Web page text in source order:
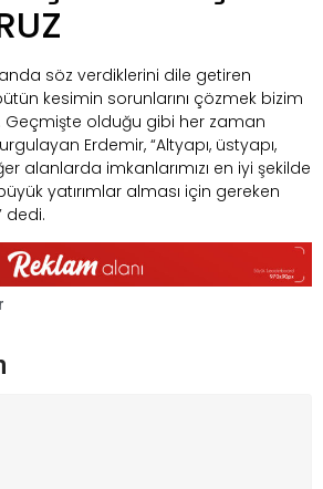
söz verdiklerini dile getiren
kesimin sorunlarını çözmek bizim
Geçmişte olduğu gibi her zaman
Erdemir, “Altyapı, üstyapı,
alanlarda imkanlarımızı en iyi şekilde
yatırımlar alması için gereken
dedi.